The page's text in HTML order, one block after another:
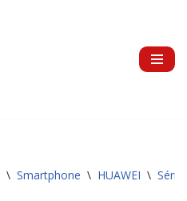
\ Smartphone \ HUAWEI \ Série